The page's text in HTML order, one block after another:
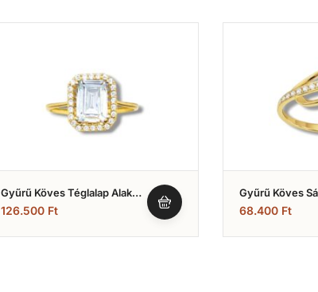
Gyűrű Köves Téglalap Alakú
(Nr.8)
126.500 Ft
Gyűrű Köves
(Nr.24)
68.400 Ft